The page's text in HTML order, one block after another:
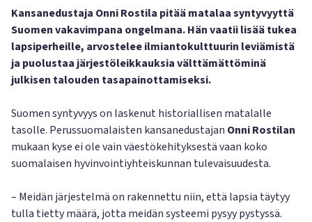
Kansanedustaja Onni Rostila pitää matalaa syntyvyyttä
Suomen vakavimpana ongelmana. Hän vaatii lisää tukea
lapsiperheille, arvostelee ilmiantokulttuurin leviämistä
ja puolustaa järjestöleikkauksia välttämättöminä
julkisen talouden tasapainottamiseksi.
Suomen syntyvyys on laskenut historiallisen matalalle
tasolle. Perussuomalaisten kansanedustajan Onni Rostilan
mukaan kyse ei ole vain väestökehityksestä vaan koko
suomalaisen hyvinvointiyhteiskunnan tulevaisuudesta.
– Meidän järjestelmä on rakennettu niin, että lapsia täytyy
tulla tietty määrä, jotta meidän systeemi pysyy pystyssä.